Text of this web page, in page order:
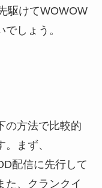
駆けてWOWOW
しょう。
の方法で比較的
まず、
配信に先行して
た、クランクイ